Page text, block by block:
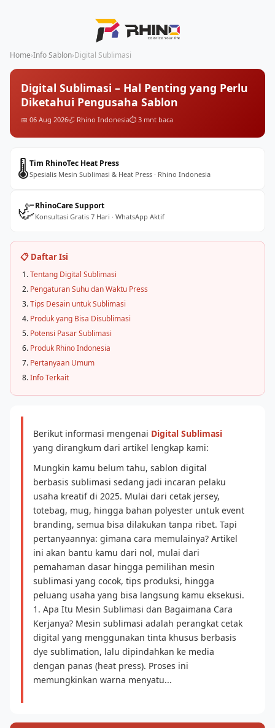
Home›Info Sablon›Digital Sublimasi
Digital Sublimasi – Hal Penting yang Perlu
Diketahui Pengusaha Sablon
📅 06 Aug 2026🦏 Rhino Indonesia⏱️ 3 mnt baca
🌡️Tim RhinoTec Heat Press
Spesialis Mesin Sublimasi & Heat Press · Rhino Indonesia
🦏RhinoCare Support
Konsultasi Gratis 7 Hari · WhatsApp Aktif
📋 Daftar Isi
Tentang Digital Sublimasi
Pengaturan Suhu dan Waktu Press
Tips Desain untuk Sublimasi
Produk yang Bisa Disublimasi
Potensi Pasar Sublimasi
Produk Rhino Indonesia
Pertanyaan Umum
Info Terkait
Berikut informasi mengenai Digital Sublimasi
yang dirangkum dari artikel lengkap kami:
Mungkin kamu belum tahu, sablon digital
berbasis sublimasi sedang jadi incaran pelaku
usaha kreatif di 2025. Mulai dari cetak jersey,
totebag, mug, hingga bahan polyester untuk event
branding, semua bisa dilakukan tanpa ribet. Tapi
pertanyaannya: gimana cara memulainya? Artikel
ini akan bantu kamu dari nol, mulai dari
pemahaman dasar hingga pemilihan mesin
sublimasi yang cocok, tips produksi, hingga
peluang usaha yang bisa langsung kamu eksekusi.
1. Apa Itu Mesin Sublimasi dan Bagaimana Cara
Kerjanya? Mesin sublimasi adalah perangkat cetak
digital yang menggunakan tinta khusus berbasis
dye sublimation, lalu dipindahkan ke media
dengan panas (heat press). Proses ini
memungkinkan warna menyatu...